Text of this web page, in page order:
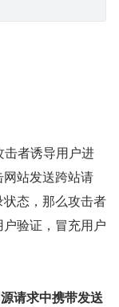
击者诱导用户进
站发送跨站请
态，那么攻击者
验证，冒充用户
请求中携带发送